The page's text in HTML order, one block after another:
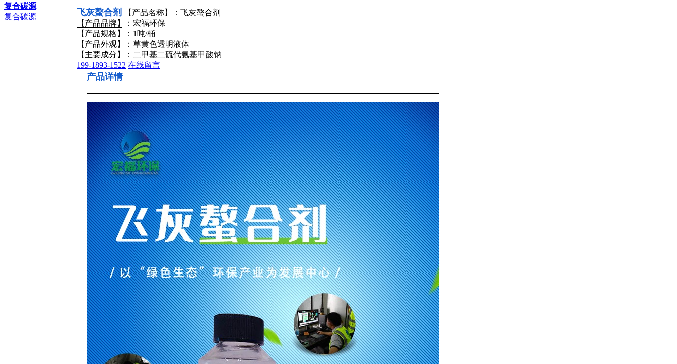
复合碳源
复合碳源
飞灰螯合剂
【产品名称】：飞灰螯合剂
【产品品牌】：宏福环保
【产品规格】：1吨/桶
【产品外观】：草黄色透明液体
【主要成分】：二甲基二硫代氨基甲酸钠
199-1893-1522 在线留言
产品详情